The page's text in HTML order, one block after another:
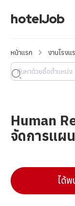
hotelJob
หน้าแรก งานโรงแ
Human
จัดการแผ
ได้